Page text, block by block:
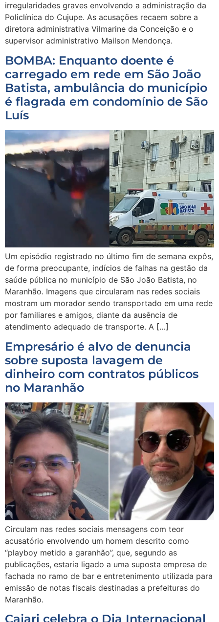
irregularidades graves envolvendo a administração da
Policlínica do Cujupe. As acusações recaem sobre a
diretora administrativa Vilmarine da Conceição e o
supervisor administrativo Mailson Mendonça.
BOMBA: Enquanto doente é
carregado em rede em São João
Batista, ambulância do município
é flagrada em condomínio de São
Luís
Um episódio registrado no último fim de semana expôs,
de forma preocupante, indícios de falhas na gestão da
saúde pública no município de São João Batista, no
Maranhão. Imagens que circularam nas redes sociais
mostram um morador sendo transportado em uma rede
por familiares e amigos, diante da ausência de
atendimento adequado de transporte. A […]
Empresário é alvo de denuncia
sobre suposta lavagem de
dinheiro com contratos públicos
no Maranhão
Circulam nas redes sociais mensagens com teor
acusatório envolvendo um homem descrito como
“playboy metido a garanhão”, que, segundo as
publicações, estaria ligado a uma suposta empresa de
fachada no ramo de bar e entretenimento utilizada para
emissão de notas fiscais destinadas a prefeituras do
Maranhão.
Cajari celebra o Dia Internacional